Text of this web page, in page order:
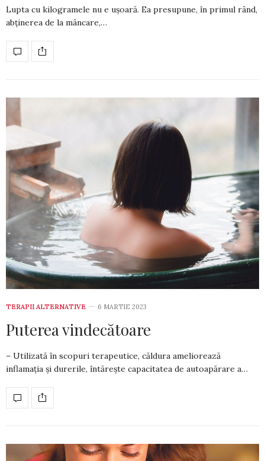
Lupta cu kilogramele nu e ușoa­ră. Ea pre­supune, în primul rând,
abținerea de la mâncare,…
TERAPII ALTERNATIVE 6 MARTIE 2023
Puterea vindecătoare
– Utilizată în scopuri terapeutice, căldura ame­liorează
inflamația și durerile, întărește ca­pa­ci­tatea de autoapărare a…